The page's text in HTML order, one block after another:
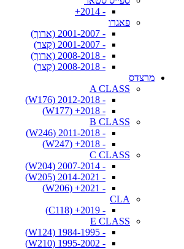
- 2014+
פאגרו
- 2001-2007 (ארוך)
- 2001-2007 (קצר)
- 2008-2018 (ארוך)
- 2008-2018 (קצר)
מרצדס
A CLASS
- 2012-2018 (W176)
- 2018+ (W177)
B CLASS
- 2011-2018 (W246)
- 2018+ (W247)
C CLASS
- 2007-2014 (W204)
- 2014-2021 (W205)
- 2021+ (W206)
CLA
- 2019+ (C118)
E CLASS
- 1984-1995 (W124)
- 1995-2002 (W210)